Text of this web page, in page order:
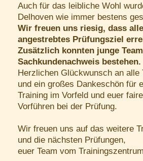
Auch für das leibliche Wohl
Delhoven wie immer bestens
Wir freuen uns riesig, dass
angestrebtes Prüfungsziel
Zusätzlich konnten junge
Sachkundenachweis bestehen.
Herzlichen Glückwunsch an alle
und ein großes Dankeschön für
Training im Vorfeld und euer
Vorführen bei der Prüfung.
Wir freuen uns auf das weitere
und die nächsten Prüfungen,
euer Team vom